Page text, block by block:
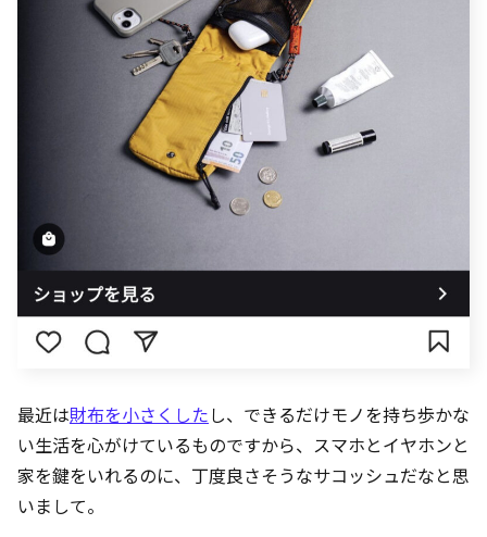
最近は財布を小さくしたし、できるだけモノを持ち歩かな
い生活を心がけているものですから、スマホとイヤホンと
家を鍵をいれるのに、丁度良さそうなサコッシュだなと思
いまして。